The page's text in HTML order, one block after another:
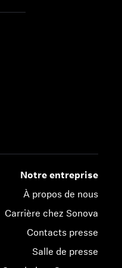
Notre entreprise
À propos de nous
Carrière chez Sonova
Contacts presse
Salle de presse